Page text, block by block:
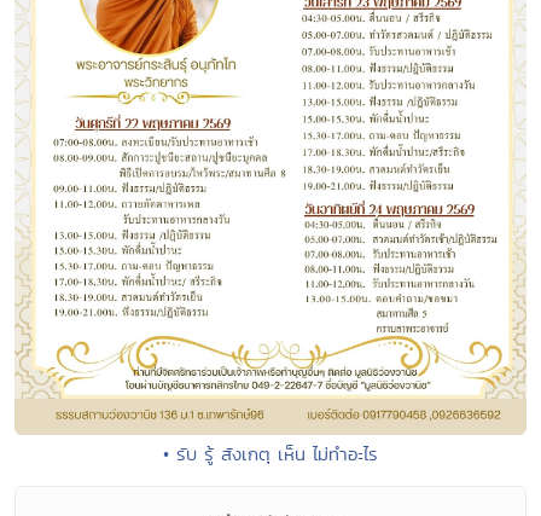
• รับ รู้ สังเกตุ เห็น ไม่ทำอะไร